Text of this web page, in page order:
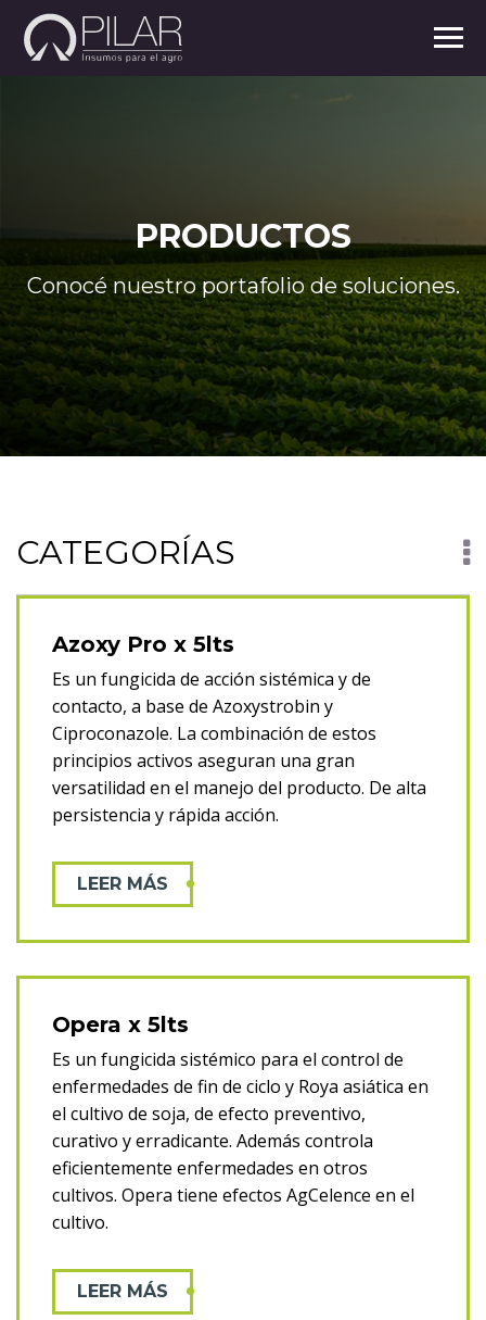
PRODUCTOS
Conocé nuestro portafolio de soluciones.
CATEGORÍAS
Terneros (1)
Engorde (4)
Protección de Maní
Herbicidas (6)
Insecticidas (2)
Fungicidas (2)
Protección soja
Herbicidas (12)
Insecticidas (8)
Fungicidas (1)
Inoculantes (5)
Protección de maíz
Herbicidas (6)
Insecticidas (1)
Fungicidas (2)
Fertilizantes (1)
Protección de trigo
Manejo de barbechos
Herbicidas (17)
Coadyuvantes y Curasemillas
Higiene Ambiental
Insecticidas (1)
Rodenticida (1)
Azoxy Pro x 5lts
Es un fungicida de acción sistémica y de
contacto, a base de Azoxystrobin y
Ciproconazole. La combinación de estos
principios activos aseguran una gran
versatilidad en el manejo del producto. De alta
persistencia y rápida acción.
LEER MÁS
Opera x 5lts
Es un fungicida sistémico para el control de
enfermedades de fin de ciclo y Roya asiática en
el cultivo de soja, de efecto preventivo,
curativo y erradicante. Además controla
eficientemente enfermedades en otros
cultivos. Opera tiene efectos AgCelence en el
cultivo.
LEER MÁS